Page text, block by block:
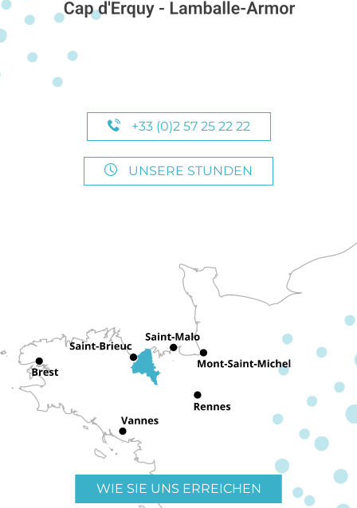
+33 (0)2 57 25 22 22
UNSERE STUNDEN
WIE SIE UNS ERREICHEN